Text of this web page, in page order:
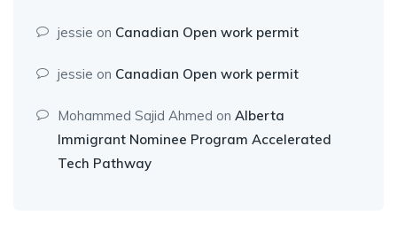
jessie on Canadian Open work permit
jessie on Canadian Open work permit
Mohammed Sajid Ahmed on Alberta
Immigrant Nominee Program Accelerated
Tech Pathway